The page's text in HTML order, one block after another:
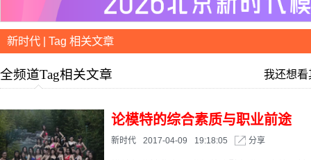
新时代 | Tag 相关文章
全频道Tag相关文章 我还想
论模特的综合素质与职业前途
新时代 2017-04-09 19:18:05 分享